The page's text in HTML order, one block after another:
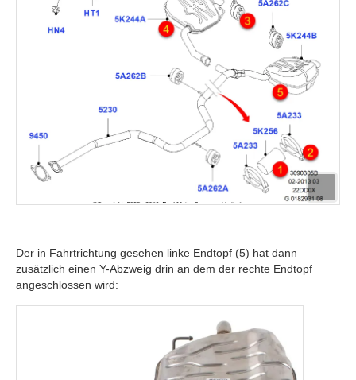
Der in Fahrtrichtung gesehen linke Endtopf (5) hat dann
zusätzlich einen Y-Abzweig drin an dem der rechte Endtopf
angeschlossen wird: